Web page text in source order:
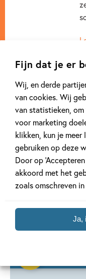
Fijn dat je er
Wij, en derde
van cookies. Wij
van statistieken,
voor marketing
klikken, kun je
gebruiken op deze
Door op
akkoord met het
zoals omschreven
Ja,
Andere
jouw ... werd'
Hardcover